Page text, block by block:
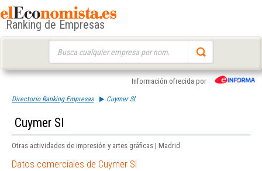
Ranking de Empresas
Información ofrecida por
Directorio Ranking Empresas Cuymer Sl
Cuymer Sl
Otras actividades de impresión y artes gráficas | Madrid
Datos comerciales de Cuymer Sl